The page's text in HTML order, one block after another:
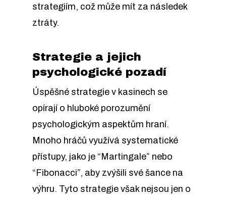
strategiím, což může mít za následek
ztráty.
Strategie a jejich
psychologické pozadí
Úspěšné strategie v kasinech se
opírají o hluboké porozumění
psychologickým aspektům hraní.
Mnoho hráčů využívá systematické
přístupy, jako je “Martingale” nebo
“Fibonacci”, aby zvýšili své šance na
výhru. Tyto strategie však nejsou jen o